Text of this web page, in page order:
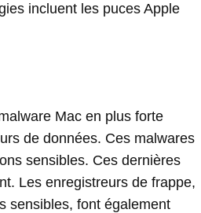
incluent les puces Apple
Mac en plus forte
de données. Ces malwares
sensibles. Ces dernières
Les enregistreurs de frappe,
sensibles, font également